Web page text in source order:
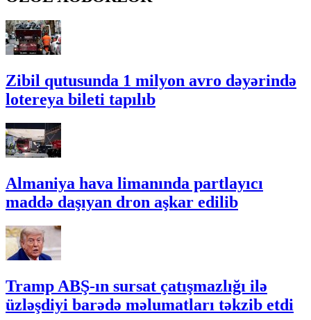
Zibil qutusunda 1 milyon avro dəyərində
lotereya bileti tapılıb
Almaniya hava limanında partlayıcı
maddə daşıyan dron aşkar edilib
Tramp ABŞ-ın sursat çatışmazlığı ilə
üzləşdiyi barədə məlumatları təkzib etdi